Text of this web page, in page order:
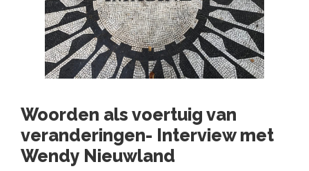
Woorden als voertuig van
veranderingen- Interview met
Wendy Nieuwland